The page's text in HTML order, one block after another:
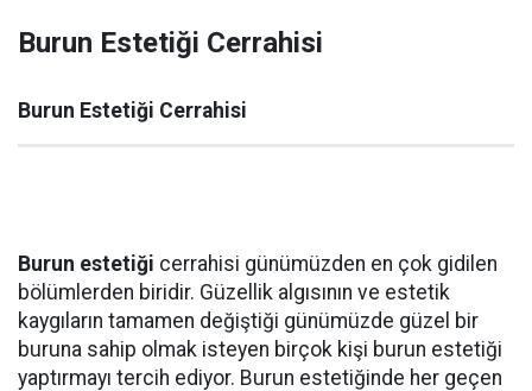
Burun Estetiği Cerrahisi
Burun Estetiği Cerrahisi
Burun estetiği cerrahisi günümüzden en çok gidilen
bölümlerden biridir. Güzellik algısının ve estetik
kaygıların tamamen değiştiği günümüzde güzel bir
buruna sahip olmak isteyen birçok kişi burun estetiği
yaptırmayı tercih ediyor. Burun estetiğinde her geçen